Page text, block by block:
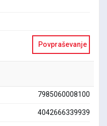
Povpraševanje
7985060008100
4042666339939